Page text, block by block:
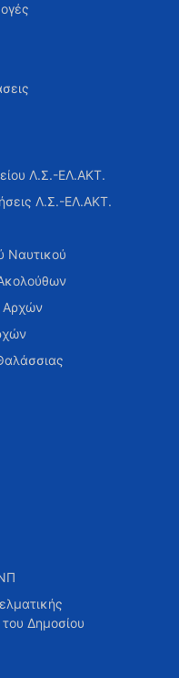
Λ.Σ.-ΕΛ.ΑΚΤ.
Λ.Σ.-ΕΛ.ΑΚΤ.
Ναυτικού
Αρχών
Δημοσίου